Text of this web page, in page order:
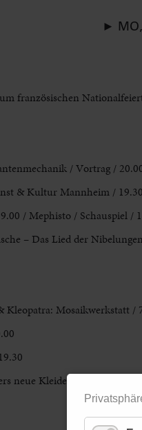
► MO,
französischen
/ Vortrag /
& Kultur Mannheim / 19.30
/ Mephisto / Schauspiel /
– Das Lied der
Kleopatra: Mosaikwerkstatt/
neue Kleider